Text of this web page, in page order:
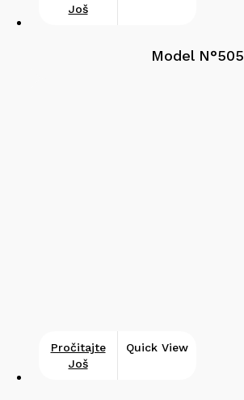
Još
Model N°505
Pročitajte
Još
Quick View